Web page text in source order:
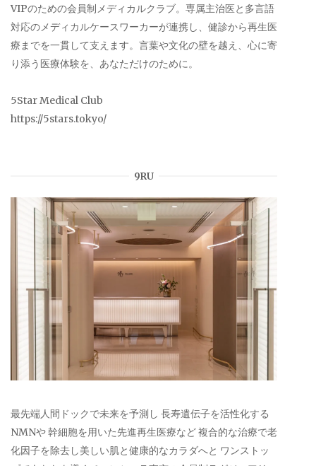
VIPのための会員制メディカルクラブ。専属主治医と多言語
対応のメディカルケースワーカーが連携し、健診から再生医
療までを一貫して支えます。言葉や文化の壁を越え、心に寄
り添う医療体験を、あなただけのために。
5Star Medical Club
https://5stars.tokyo/
9RU
最先端人間ドックで未来を予測し 長寿遺伝子を活性化する
NMNや 幹細胞を用いた先進再生医療など 複合的な治療で老
化因子を除去し美しい肌と健康的なカラダへと ワンストッ